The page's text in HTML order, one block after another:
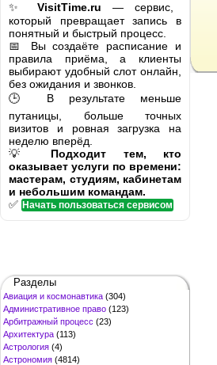
✨ VisitTime.ru — сервис,
который превращает запись в
понятный и быстрый процесс.
📅 Вы создаёте расписание и
правила приёма, а клиенты
выбирают удобный слот онлайн,
без ожидания и звонков.
🕒 В результате меньше
путаницы, больше точных
визитов и ровная загрузка на
неделю вперёд.
💡 Подходит тем, кто
оказывает услуги по времени:
мастерам, студиям, кабинетам
и небольшим командам.
✅ Начать пользоваться сервисом
Разделы
Авиация и космонавтика (304)
Административное право (123)
Арбитражный процесс (23)
Архитектура (113)
Астрология (4)
Астрономия (4814)